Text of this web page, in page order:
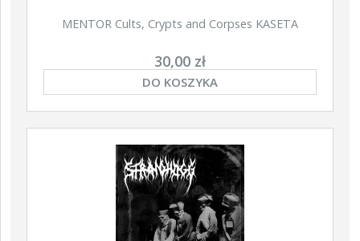
DO KOSZYKA 79,90 zł
DO KOSZYKA
MENTOR Cults, Crypts and Corpses KASETA
30,00 zł
DO KOSZYKA